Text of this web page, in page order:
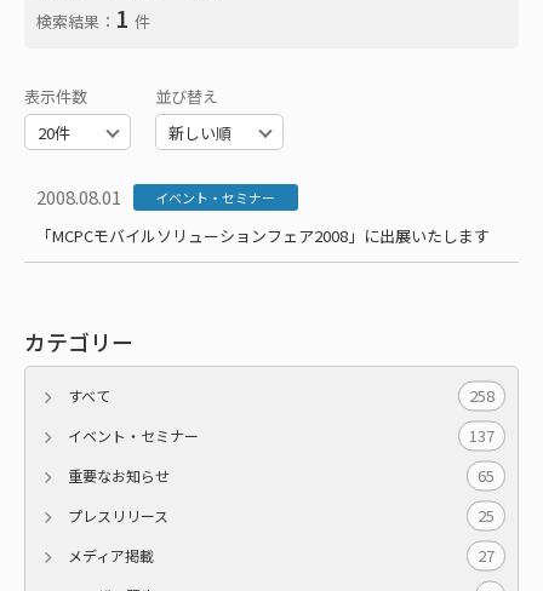
検索結果： 1 件
表示件数 並び替え
2008.08.01 イベント・セミナー
「MCPCモバイルソリューションフェア2008」に出展いたします
カテゴリー
すべて 258
イベント・セミナー 137
重要なお知らせ 65
プレスリリース 25
メディア掲載 27